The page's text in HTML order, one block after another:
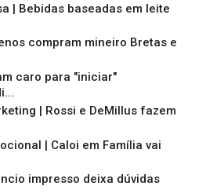
| Bebidas baseadas em leite
compram mineiro Bretas e
caro para "iniciar"
| Rossi e DeMillus fazem
| Caloi em Família vai
impresso deixa dúvidas